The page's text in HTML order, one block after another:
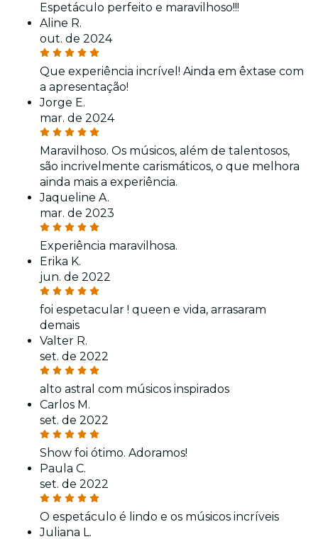
Espetáculo perfeito e maravilhoso!!!
Aline R.
out. de 2024
Que experiência incrível! Ainda em êxtase com
a apresentação!
Jorge E.
mar. de 2024
Maravilhoso. Os músicos, além de talentosos,
são incrivelmente carismáticos, o que melhora
ainda mais a experiência.
Jaqueline A.
mar. de 2023
Experiência maravilhosa.
Erika K.
jun. de 2022
foi espetacular ! queen e vida, arrasaram
demais
Valter R.
set. de 2022
alto astral com músicos inspirados
Carlos M.
set. de 2022
Show foi ótimo. Adoramos!
Paula C.
set. de 2022
O espetáculo é lindo e os músicos incríveis
Juliana L.